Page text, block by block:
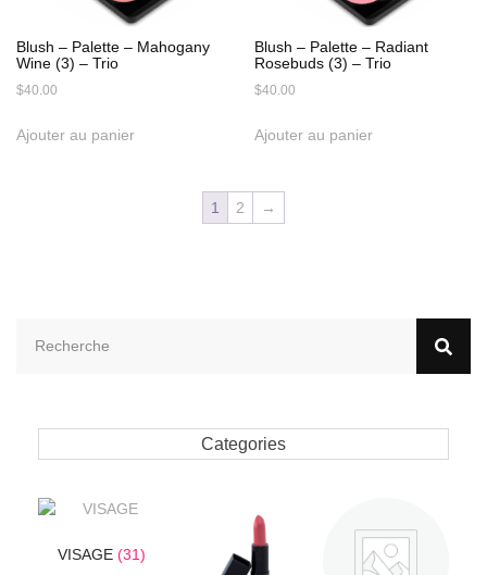
Blush – Palette – Mahogany
Wine (3) – Trio
$40.00
Ajouter au panier
Blush – Palette – Radiant
Rosebuds (3) – Trio
$40.00
Ajouter au panier
1 2 →
Categories
VISAGE (31)